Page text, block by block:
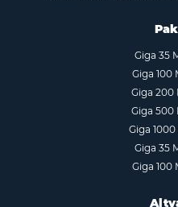
Giga 35
Giga 100
Giga 200
Giga 500
Giga
Giga 35
Giga 100